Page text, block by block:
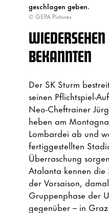
geschlagen geben.
© GEPA Pictures
BEKANNTEN
Der SK Sturm
seinen Pflichtspiel-
Neo-Cheftrainer
heben am
Lombardei ab und
fertiggestellten
Überraschung
Atalanta kennen die
der Vorsaison,
Gruppenphase der
gegenüber – in